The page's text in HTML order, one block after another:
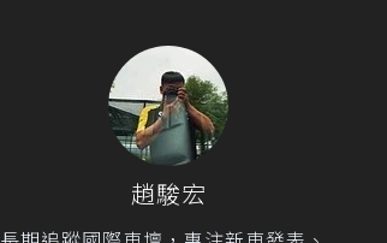
趙駿宏